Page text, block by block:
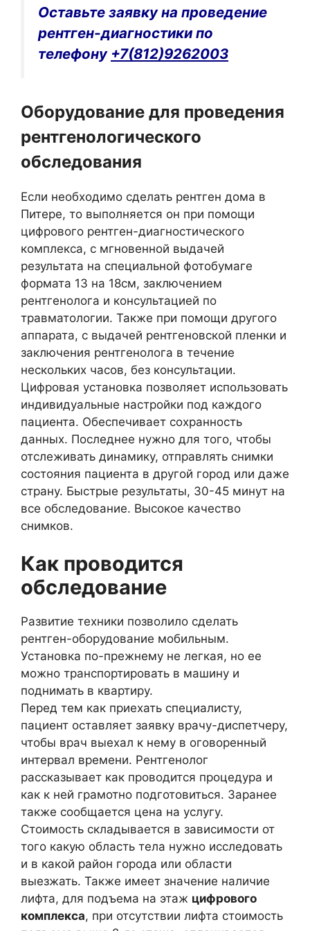
Оставьте заявку на проведение
рентген-диагностики по
телефону +7(812)9262003
Оборудование для проведения
рентгенологического
обследования
Если необходимо сделать рентген дома в
Питере, то выполняется он при помощи
цифрового рентген-диагностического
комплекса, с мгновенной выдачей
результата на специальной фотобумаге
формата 13 на 18см, заключением
рентгенолога и консультацией по
травматологии. Также при помощи другого
аппарата, с выдачей рентгеновской пленки и
заключения рентгенолога в течение
нескольких часов, без консультации.
Цифровая установка позволяет использовать
индивидуальные настройки под каждого
пациента. Обеспечивает сохранность
данных. Последнее нужно для того, чтобы
отслеживать динамику, отправлять снимки
состояния пациента в другой город или даже
страну. Быстрые результаты, 30-45 минут на
все обследование. Высокое качество
снимков.
Как проводится
обследование
Развитие техники позволило сделать
рентген-оборудование мобильным.
Установка по-прежнему не легкая, но ее
можно транспортировать в машину и
поднимать в квартиру.
Перед тем как приехать специалисту,
пациент оставляет заявку врачу-диспетчеру,
чтобы врач выехал к нему в оговоренный
интервал времени. Рентгенолог
рассказывает как проводится процедура и
как к ней грамотно подготовиться. Заранее
также сообщается цена на услугу.
Стоимость складывается в зависимости от
того какую область тела нужно исследовать
и в какой район города или области
выезжать. Также имеет значение наличие
лифта, для подъема на этаж цифрового
комплекса, при отсутствии лифта стоимость